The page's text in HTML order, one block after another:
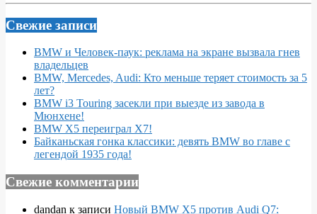
Свежие записи
BMW и Человек-паук: реклама на экране вызвала гнев
владельцев
BMW, Mercedes, Audi: Кто меньше теряет стоимость за 5
лет?
BMW i3 Touring засекли при выезде из завода в
Мюнхене!
BMW X5 переиграл X7!
Байканьская гонка классики: девять BMW во главе с
легендой 1935 года!
Свежие комментарии
dandan к записи Новый BMW X5 против Audi Q7: